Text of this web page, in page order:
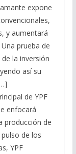
expone
y aumentará
prueba de
la inversión
así su
de YPF
enfocará
producción de
de los
YPF